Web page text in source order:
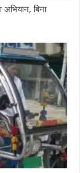
अभियान, बिना